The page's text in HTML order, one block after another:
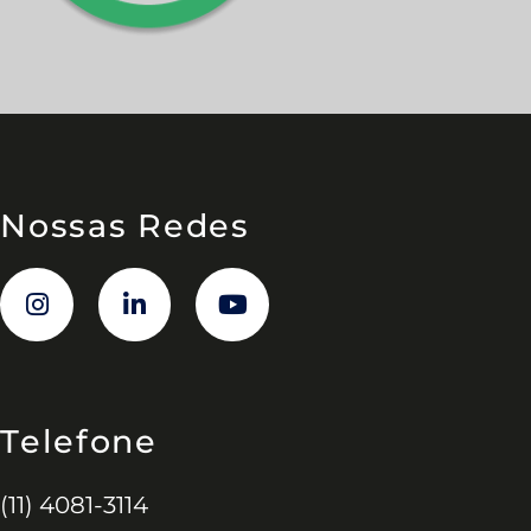
Nossas Redes
Telefone
(11) 4081-3114